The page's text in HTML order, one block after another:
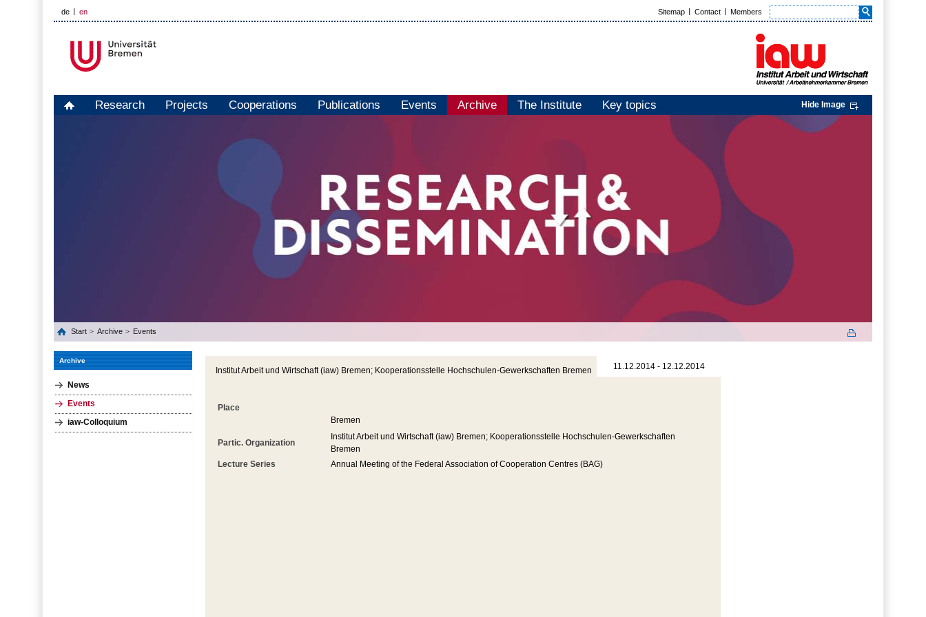
de en Sitemap Contact Members
Research Projects Cooperations Publications Events Archive The Institute Key topics Hide Image
Start Archive Events
Archive
News
Events
iaw-Colloquium
11.12.2014 - 12.12.2014
Institut Arbeit und Wirtschaft (iaw) Bremen; Kooperationsstelle Hochschulen-Gewerkschaften Bremen
Place
Bremen
Partic. Organization
Institut Arbeit und Wirtschaft (iaw) Bremen; Kooperationsstelle Hochschulen-Gewerkschaften
Bremen
Lecture Series
Annual Meeting of the Federal Association of Cooperation Centres (BAG)